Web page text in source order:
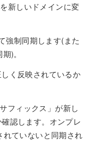
新しいドメインに変
強制同期します(また
)。
く反映されているか
フィックス」が新し
認します。オンプレ
ていないと同期され